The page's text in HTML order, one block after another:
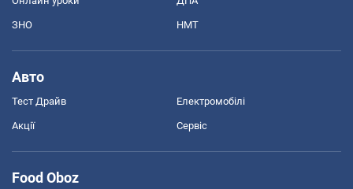
ЗНО НМТ
Авто
Тест Драйв Електромобілі
Акції Сервіс
Food Oboz